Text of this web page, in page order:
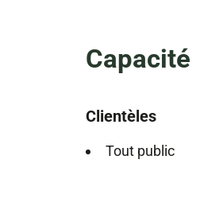
Capacité
Clientèles
Tout public